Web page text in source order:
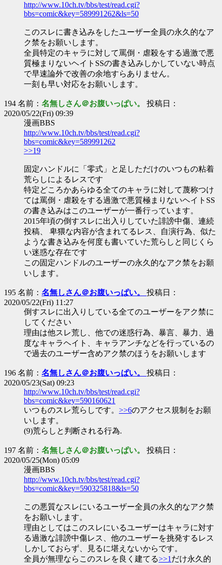
http://www.10ch.tv/bbs/test/read.cgi?
bbs=comic&key=589991262&ls=50
このスレに書き込みをしたユーザー全員の永久的なア
ク禁をお願いします。
全員特定のキャラに対して罵倒・虐殺をする過激で悪
質極まりないヘイトSSの書き込みしかしていない時点
で早速論外で改善の余地すらありません。
一刻も早い対応をお願いします。
194 名前： 名無しさん＠お腹いっぱい。 投稿日：
2020/05/22(Fri) 09:39
漫画BBS
http://www.10ch.tv/bbs/test/read.cgi?
bbs=comic&key=589991262
>>19
固定ハンドルに「零式」と足しただけのいつもの粘着
荒らしによるレスです
特定どころかあらゆる全てのキャラに対して蔑称つけ
ては罵倒・虐殺をする過激で悪質極まりないヘイトSS
の書き込みはこのユーザーが一番行っています。
2015年頃の倒すスレに出入りしていた誹謗中傷、連続
投稿、 卑猥な内容が含まれてるレス、自演行為、似た
ような書き込みを何度も書いていた荒らしと同じくら
い迷惑な存在です
この固定ハンドルのユーザーの永久的なアク禁をお願
いします。
195 名前： 名無しさん＠お腹いっぱい。 投稿日：
2020/05/22(Fri) 11:27
倒すスレに出入りしている全てのユーザーをアク禁に
してください
理由は他スレ荒し、他での迷惑行為、暴言、暴力、過
度なキャラヘイト、キャラアンチなどを行っているの
で過去のユーザー含めアク禁のほうをお願いします
196 名前： 名無しさん＠お腹いっぱい。 投稿日：
2020/05/23(Sat) 09:23
http://www.10ch.tv/bbs/test/read.cgi?
bbs=comic&key=590160621
いつものスレ荒らしです。 >>6のアクセス規制をお願
いします。
(9)荒らしと判断される行為.
197 名前： 名無しさん＠お腹いっぱい。 投稿日：
2020/05/25(Mon) 05:09
漫画BBS
http://www.10ch.tv/bbs/test/read.cgi?
bbs=comic&key=590325818&ls=50
この悪質なスレにいるユーザー全員の永久的なアク禁
をお願いします。
理由としてはこのスレにいるユーザーはキャラに対す
る過激な誹謗中傷レス、他のユーザーを挑発するレス
しかしておらず、見るに堪えないからです。
全員が無理ならこのスレを良く建てる>>1 だけ永久的